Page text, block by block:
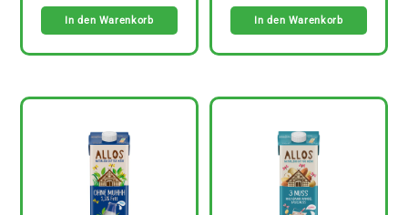
In den Warenkorb In den Warenkorb